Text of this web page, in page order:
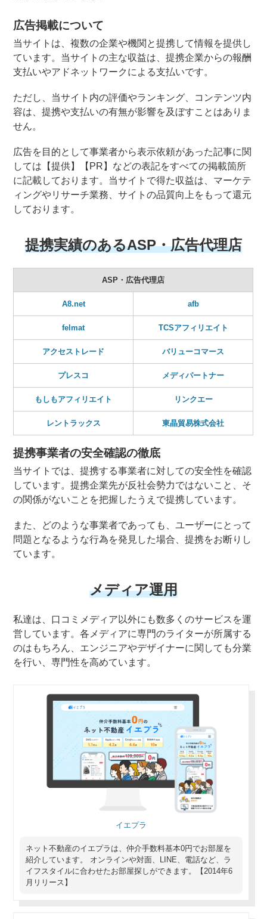
広告掲載について
当サイトは、複数の企業や機関と提携して情報を提供し
ています。当サイトの主な収益は、提携企業からの報酬
支払いやアドネットワークによる支払いです。
ただし、当サイト内の評価やランキング、コンテンツ内
容は、提携や支払いの有無が影響を及ぼすことはありま
せん。
広告を目的として事業者から表示依頼があった記事に関
しては【提供】【PR】などの表記をすべての掲載箇所
に記載しております。当サイトで得た収益は、マーケテ
ィングやリサーチ業務、サイトの品質向上をもって還元
しております。
提携実績のあるASP・広告代理店
ASP・広告代理店
A8.net afb
felmat TCSアフィリエイト
アクセストレード バリューコマース
プレスコ メディパートナー
もしもアフィリエイト リンクエー
レントラックス 東晶貿易株式会社
提携事業者の安全確認の徹底
当サイトでは、提携する事業者に対しての安全性を確認
しています。提携企業先が反社会勢力ではないこと、そ
の関係がないことを把握したうえで提携しています。
また、どのような事業者であっても、ユーザーにとって
問題となるような行為を発見した場合、提携をお断りし
ています。
メディア運用
私達は、口コミメディア以外にも数多くのサービスを運
営しています。各メディアに専門のライターが所属する
のはもちろん、エンジニアやデザイナーに関しても分業
を行い、専門性を高めています。
イエプラ
ネット不動産のイエプラは、仲介手数料基本0円でお部屋を
紹介しています。 オンラインや対面、LINE、電話など、ラ
イフスタイルに合わせたお部屋探しができます。【2014年6
月リリース】